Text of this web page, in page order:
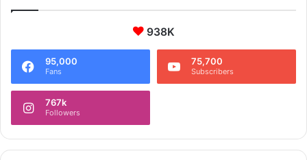
938K
95,000
Fans
75,700
Subscribers
767k
Followers